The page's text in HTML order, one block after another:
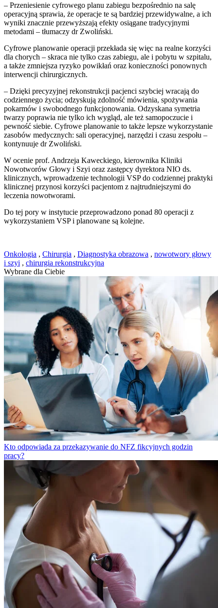
– Przeniesienie cyfrowego planu zabiegu bezpośrednio na salę
operacyjną sprawia, że operacje te są bardziej przewidywalne, a ich
wyniki znacznie przewyższają efekty osiągane tradycyjnymi
metodami – tłumaczy dr Zwoliński.
Cyfrowe planowanie operacji przekłada się więc na realne korzyści
dla chorych – skraca nie tylko czas zabiegu, ale i pobytu w szpitalu,
a także zmniejsza ryzyko powikłań oraz konieczności ponownych
interwencji chirurgicznych.
– Dzięki precyzyjnej rekonstrukcji pacjenci szybciej wracają do
codziennego życia; odzyskują zdolność mówienia, spożywania
pokarmów i swobodnego funkcjonowania. Odzyskana symetria
twarzy poprawia nie tylko ich wygląd, ale też samopoczucie i
pewność siebie. Cyfrowe planowanie to także lepsze wykorzystanie
zasobów medycznych: sali operacyjnej, narzędzi i czasu zespołu –
kontynuuje dr Zwoliński.
W ocenie prof. Andrzeja Kaweckiego, kierownika Kliniki
Nowotworów Głowy i Szyi oraz zastępcy dyrektora NIO ds.
klinicznych, wprowadzenie technologii VSP do codziennej praktyki
klinicznej przynosi korzyści pacjentom z najtrudniejszymi do
leczenia nowotworami.
Do tej pory w instytucie przeprowadzono ponad 80 operacji z
wykorzystaniem VSP i planowane są kolejne.
Onkologia , Chirurgia , Diagnostyka obrazowa , nowotwory głowy
i szyi , chirurgia rekonstrukcyjna
Wybrane dla Ciebie
Kto odpowiada za przekazywanie do NFZ fikcyjnych godzin
pracy?